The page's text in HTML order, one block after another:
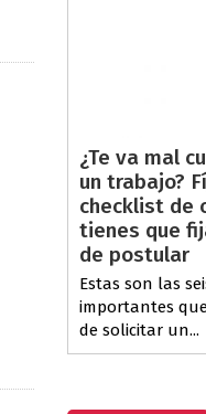
¿Te va mal
un trabajo?
checklist de
tienes que
de postular
Estas son las
importantes
de solicitar un...